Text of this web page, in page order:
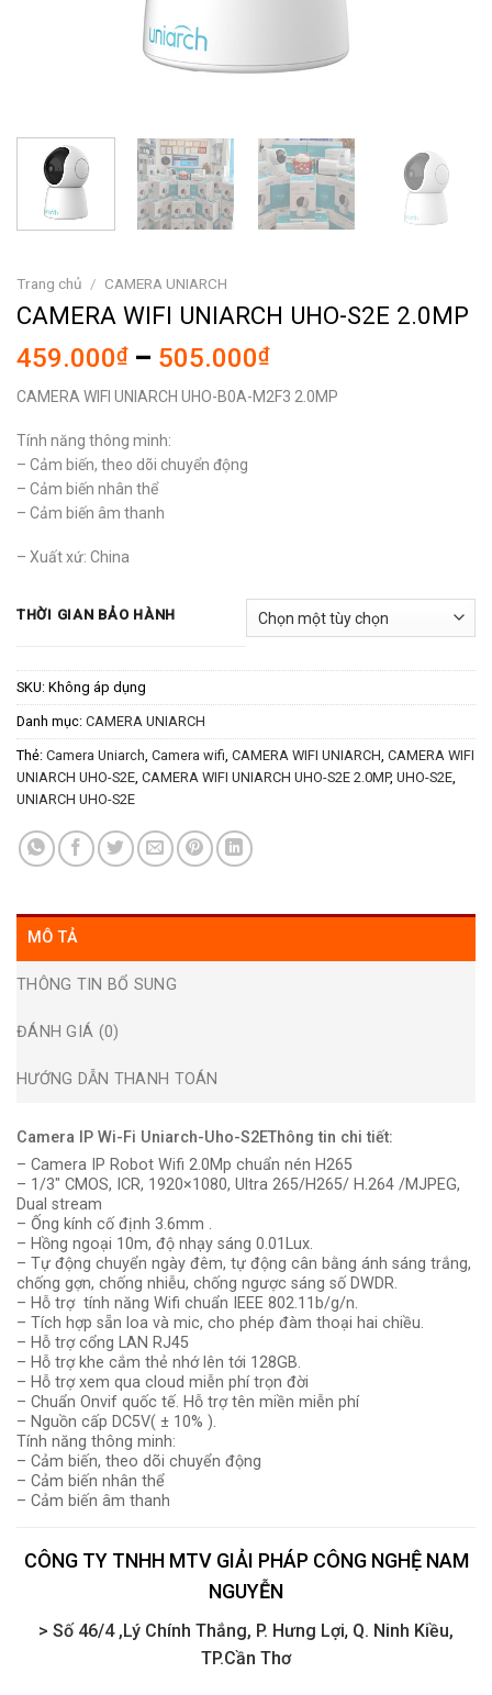
Trang chủ / CAMERA UNIARCH
CAMERA WIFI UNIARCH UHO-S2E 2.0MP
459.000₫ – 505.000₫Khoảng
giá:
từ
CAMERA WIFI UNIARCH UHO-B0A-M2F3 2.0MP
Tính năng thông minh:
– Cảm biến, theo dõi chuyển động
– Cảm biến nhân thể
– Cảm biến âm thanh
– Xuất xứ: China
THỜI GIAN BẢO HÀNH
SKU: Không áp dụng
Danh mục: CAMERA UNIARCH
Thẻ: Camera Uniarch, Camera wifi, CAMERA WIFI UNIARCH, CAMERA WIFI
UNIARCH UHO-S2E, CAMERA WIFI UNIARCH UHO-S2E 2.0MP, UHO-S2E,
UNIARCH UHO-S2E
MÔ TẢ
THÔNG TIN BỔ SUNG
ĐÁNH GIÁ (0)
HƯỚNG DẪN THANH TOÁN
Camera IP Wi-Fi Uniarch-Uho-S2EThông tin chi tiết:
– Camera IP Robot Wifi 2.0Mp chuẩn nén H265
– 1/3″ CMOS, ICR, 1920×1080, Ultra 265/H265/ H.264 /MJPEG,
Dual stream
– Ống kính cố định 3.6mm .
– Hồng ngoại 10m, độ nhạy sáng 0.01Lux.
– Tự động chuyển ngày đêm, tự động cân bằng ánh sáng trắng,
chống gợn, chống nhiễu, chống ngược sáng số DWDR.
– Hỗ trợ tính năng Wifi chuẩn IEEE 802.11b/g/n.
– Tích hợp sẵn loa và mic, cho phép đàm thoại hai chiều.
– Hỗ trợ cổng LAN RJ45
– Hỗ trợ khe cắm thẻ nhớ lên tới 128GB.
– Hỗ trợ xem qua cloud miễn phí trọn đời
– Chuẩn Onvif quốc tế. Hỗ trợ tên miền miễn phí
– Nguồn cấp DC5V( ± 10% ).
Tính năng thông minh:
– Cảm biến, theo dõi chuyển động
– Cảm biến nhân thể
– Cảm biến âm thanh
CÔNG TY TNHH MTV GIẢI PHÁP CÔNG NGHỆ NAM
NGUYỄN
> Số 46/4 ,Lý Chính Thắng, P. Hưng Lợi, Q. Ninh Kiều,
TP.Cần Thơ